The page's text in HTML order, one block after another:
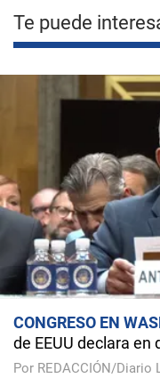
Te puede
CONGRESO EN
de EEUU declara
Por REDACCIÓN/Diario